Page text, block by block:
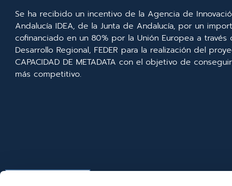
Se ha recibido un incentivo de la Agencia de
Andalucía IDEA, de la Junta de Andalucía, por un
cofinanciado en un 80% por la Unión Europea a
Desarrollo Regional, FEDER para la realización del
CAPACIDAD DE METADATA con el objetivo de
más competitivo.